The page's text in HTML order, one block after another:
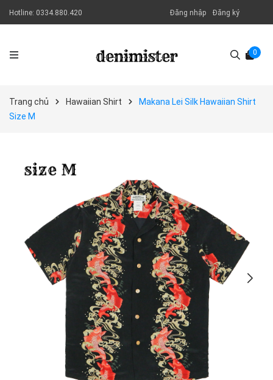
Hotline: 0334.880.420 Đăng nhập Đăng ký
0
Trang chủ Hawaiian Shirt
Makana Lei Silk Hawaiian Shirt
Size M